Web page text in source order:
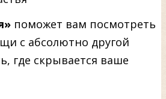
поможет вам посмотреть
с абсолютно другой
где скрывается ваше